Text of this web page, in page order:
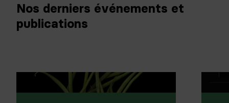
Nos derniers événements et
publications